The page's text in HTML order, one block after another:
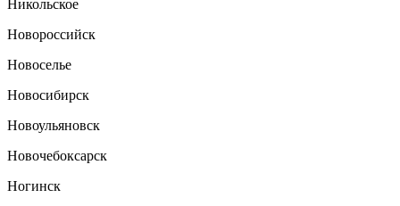
Никольское
Новороссийск
Новоселье
Новосибирск
Новоульяновск
Новочебоксарск
Ногинск